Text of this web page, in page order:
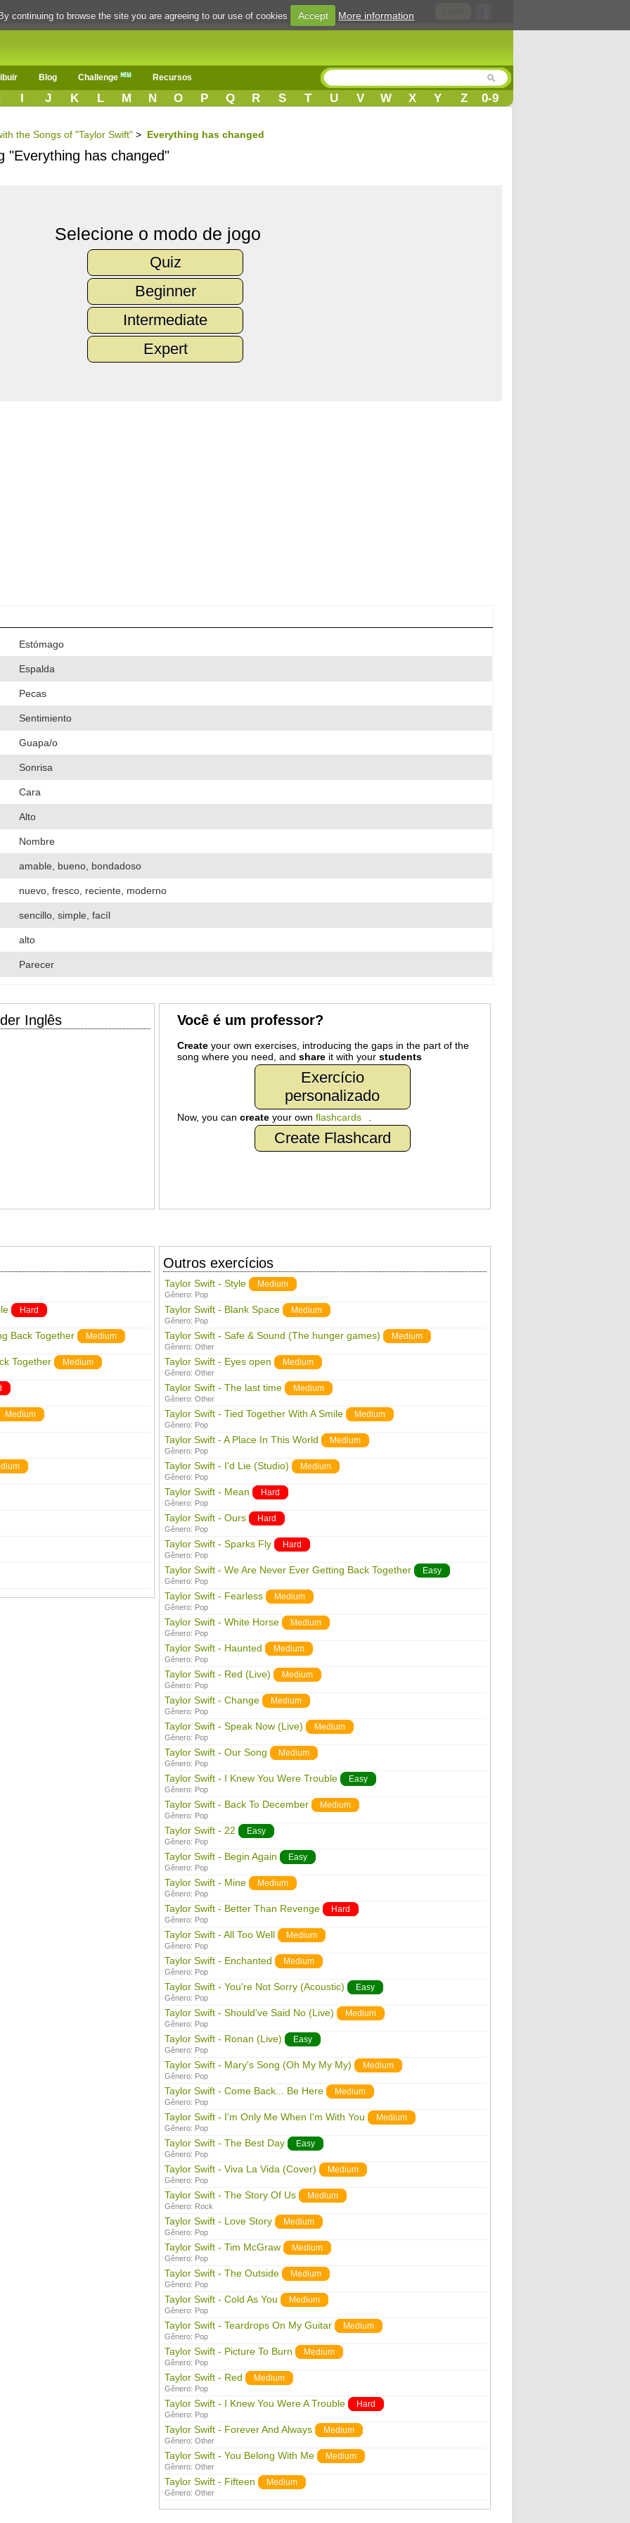
Blog Challenge Recursos
I J K L M N O P Q R S T U V W X Y Z 0-9
the Songs of "Taylor Swift" > Everything has changed
"Everything has changed"
Selecione o modo de jogo
Quiz
Beginner
Intermediate
Expert
Estómago
Espalda
Pecas
Sentimiento
Guapa/o
Sonrisa
Cara
Alto
Nombre
amable, bueno, bondadoso
nuevo, fresco, reciente, moderno
sencillo, simple, facíl
alto
Parecer
Inglês Você é um professor?
Createyour own exercises, introducing the gaps in the part of the
song where you need, and shareit with your students
Exercício
personalizado
Now, you can createyour own flashcards
Create Flashcard
Hard
Back Together Medium
Together Medium
Medium
Outros exercícios
Taylor Swift - Style Medium
Gênero: Pop
Taylor Swift - Blank Space Medium
Gênero: Pop
Taylor Swift - Safe & Sound (The hunger games) Medium
Gênero: Other
Taylor Swift - Eyes open Medium
Gênero: Other
Taylor Swift - The last time Medium
Gênero: Other
Taylor Swift - Tied Together With A Smile Medium
Gênero: Pop
Taylor Swift - A Place In This World Medium
Gênero: Pop
Taylor Swift - I'd Lie (Studio) Medium
Gênero: Pop
Taylor Swift - Mean Hard
Gênero: Pop
Taylor Swift - Ours Hard
Gênero: Pop
Taylor Swift - Sparks Fly Hard
Gênero: Pop
Taylor Swift - We Are Never Ever Getting Back Together Easy
Gênero: Pop
Taylor Swift - Fearless Medium
Gênero: Pop
Taylor Swift - White Horse Medium
Gênero: Pop
Taylor Swift - Haunted Medium
Gênero: Pop
Taylor Swift - Red (Live) Medium
Gênero: Pop
Taylor Swift - Change Medium
Gênero: Pop
Taylor Swift - Speak Now (Live) Medium
Gênero: Pop
Taylor Swift - Our Song Medium
Gênero: Pop
Taylor Swift - I Knew You Were Trouble Easy
Gênero: Pop
Taylor Swift - Back To December Medium
Gênero: Pop
Taylor Swift - 22 Easy
Gênero: Pop
Taylor Swift - Begin Again Easy
Gênero: Pop
Taylor Swift - Mine Medium
Gênero: Pop
Taylor Swift - Better Than Revenge Hard
Gênero: Pop
Taylor Swift - All Too Well Medium
Gênero: Pop
Taylor Swift - Enchanted Medium
Gênero: Pop
Taylor Swift - You're Not Sorry (Acoustic) Easy
Gênero: Pop
Taylor Swift - Should've Said No (Live) Medium
Gênero: Pop
Taylor Swift - Ronan (Live) Easy
Gênero: Pop
Taylor Swift - Mary's Song (Oh My My My) Medium
Gênero: Pop
Taylor Swift - Come Back... Be Here Medium
Gênero: Pop
Taylor Swift - I'm Only Me When I'm With You Medium
Gênero: Pop
Taylor Swift - The Best Day Easy
Gênero: Pop
Taylor Swift - Viva La Vida (Cover) Medium
Gênero: Pop
Taylor Swift - The Story Of Us Medium
Gênero: Rock
Taylor Swift - Love Story Medium
Gênero: Pop
Taylor Swift - Tim McGraw Medium
Gênero: Pop
Taylor Swift - The Outside Medium
Gênero: Pop
Taylor Swift - Cold As You Medium
Gênero: Pop
Taylor Swift - Teardrops On My Guitar Medium
Gênero: Pop
Taylor Swift - Picture To Burn Medium
Gênero: Pop
Taylor Swift - Red Medium
Gênero: Pop
Taylor Swift - I Knew You Were A Trouble Hard
Gênero: Pop
Taylor Swift - Forever And Always Medium
Gênero: Other
Taylor Swift - You Belong With Me Medium
Gênero: Other
Taylor Swift - Fifteen Medium
Gênero: Other
continuing to browse the site you are agreeing to our use of cookies Accept More information